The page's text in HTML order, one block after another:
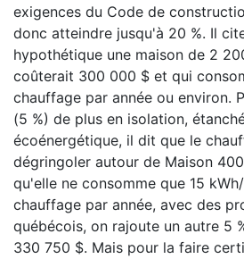
exigences du Code de
donc atteindre jusqu'à 20 %. Il
hypothétique une maison de 2
coûterait 300 000 $ et qui
chauffage par année ou environ.
(5 %) de plus en isolation,
écoénergétique, il dit que le
dégringoler autour de Maison
qu'elle ne consomme que 15
chauffage par année, avec des
québécois, on rajoute un autre 5
330 750 $. Mais pour la faire